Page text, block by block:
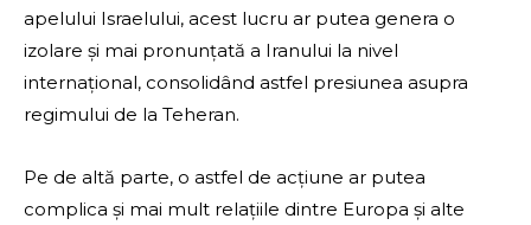
apelului Israelului, acest lucru ar putea genera o
izolare și mai pronunțată a Iranului la nivel
internațional, consolidând astfel presiunea asupra
regimului de la Teheran.
Pe de altă parte, o astfel de acțiune ar putea
complica și mai mult relațiile dintre Europa și alte